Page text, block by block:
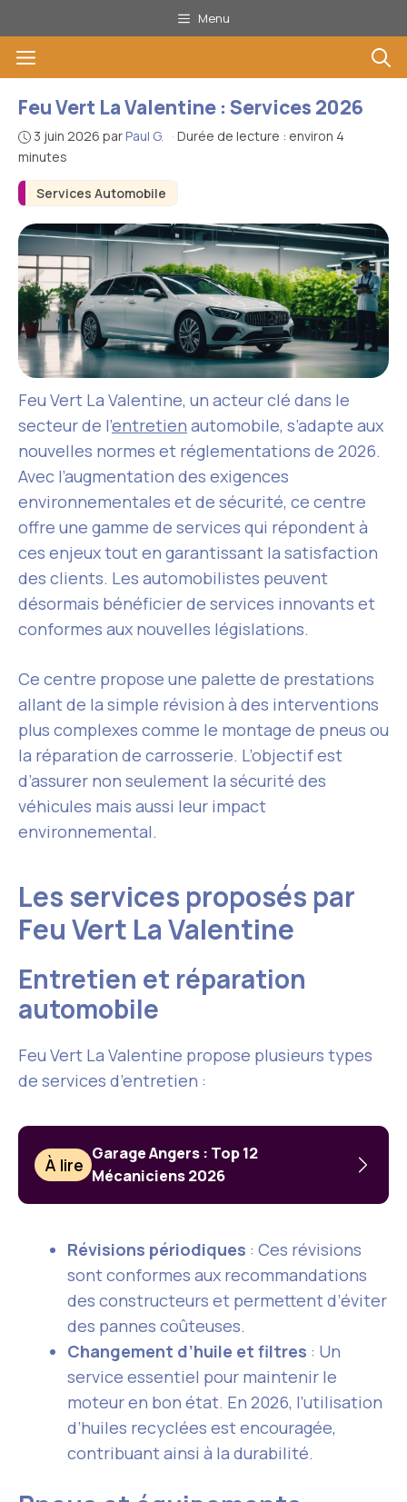
au
contenu
Menu
Menu
Services Automobile
Feu Vert La Valentine : Services 2026
3 juin 2026 par Paul G. · Durée de lecture : environ 4
minutes
Feu Vert La Valentine, un acteur clé dans le
secteur de l’entretien automobile, s’adapte aux
nouvelles normes et réglementations de 2026.
Avec l’augmentation des exigences
environnementales et de sécurité, ce centre
offre une gamme de services qui répondent à
ces enjeux tout en garantissant la satisfaction
des clients. Les automobilistes peuvent
désormais bénéficier de services innovants et
conformes aux nouvelles législations.
Ce centre propose une palette de prestations
allant de la simple révision à des interventions
plus complexes comme le montage de pneus ou
la réparation de carrosserie. L’objectif est
d’assurer non seulement la sécurité des
véhicules mais aussi leur impact
environnemental.
Les services proposés par
Feu Vert La Valentine
Entretien et réparation
automobile
Feu Vert La Valentine propose plusieurs types
de services d’entretien :
À lire
Garage Angers : Top 12
Mécaniciens 2026
Révisions périodiques : Ces révisions
sont conformes aux recommandations
des constructeurs et permettent d’éviter
des pannes coûteuses.
Changement d’huile et filtres : Un
service essentiel pour maintenir le
moteur en bon état. En 2026, l’utilisation
d’huiles recyclées est encouragée,
contribuant ainsi à la durabilité.